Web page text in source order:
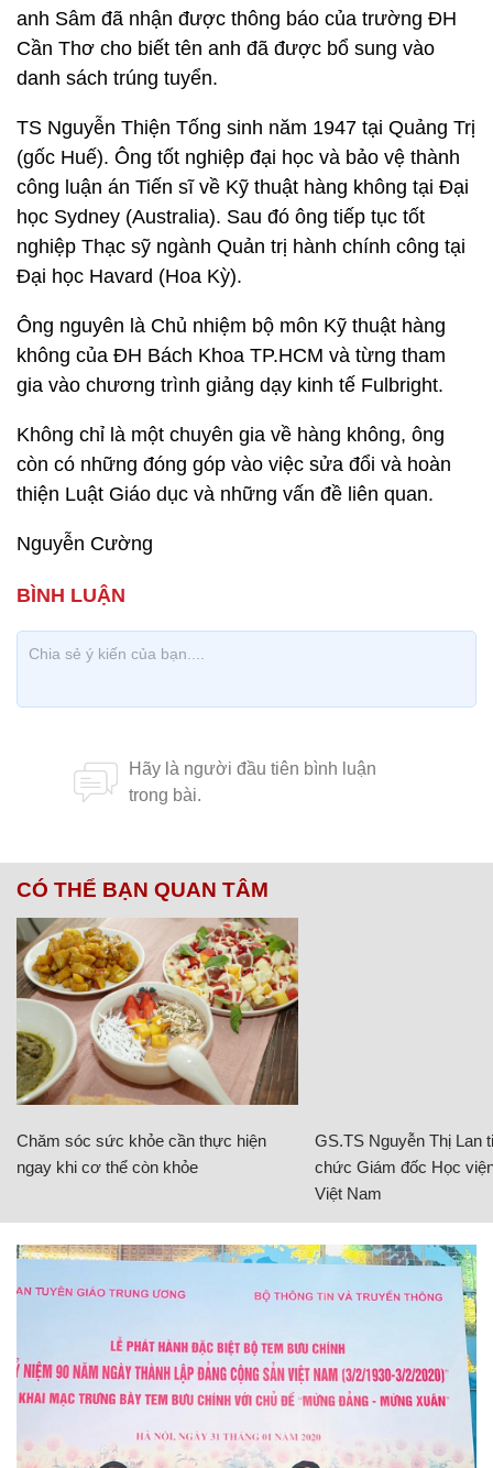
anh Sâm đã nhận được thông báo của trường ĐH
Cần Thơ cho biết tên anh đã được bổ sung vào
danh sách trúng tuyển.
TS Nguyễn Thiện Tống sinh năm 1947 tại Quảng Trị
(gốc Huế). Ông tốt nghiệp đại học và bảo vệ thành
công luận án Tiến sĩ về Kỹ thuật hàng không tại Đại
học Sydney (Australia). Sau đó ông tiếp tục tốt
nghiệp Thạc sỹ ngành Quản trị hành chính công tại
Đại học Havard (Hoa Kỳ).
Ông nguyên là Chủ nhiệm bộ môn Kỹ thuật hàng
không của ĐH Bách Khoa TP.HCM và từng tham
gia vào chương trình giảng dạy kinh tế Fulbright.
Không chỉ là một chuyên gia về hàng không, ông
còn có những đóng góp vào việc sửa đổi và hoàn
thiện Luật Giáo dục và những vấn đề liên quan.
Nguyễn Cường
CÓ THỂ BẠN QUAN TÂM
Chăm sóc sức khỏe cần thực hiện
ngay khi cơ thể còn khỏe
GS.TS Nguyễn Thị Lan
chức Giám đốc Học
Việt Nam